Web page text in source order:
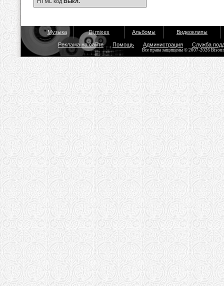
Музыка Dj mixes Альбомы Видеоклипы
Реклама на сайте Помощь Администрация Служба
Все права защищены © 2007-2026